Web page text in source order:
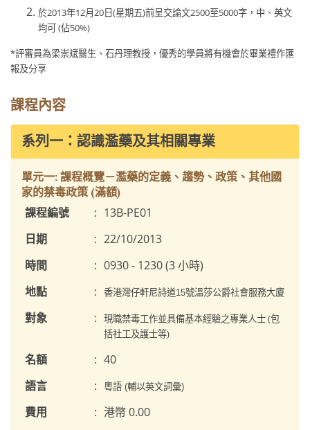
於2013年12月20日(星期五)前呈交論文2500至5000字，中、英文
均可 (佔50%)
*評審員為梁崇斌醫生、石丹理教授，優秀的學員將有機會於畢業禮作匯
報及分享
課程內容
系列一：認識濫藥及其相關專業
單元一: 課程概覽－濫藥的定義、趨勢、政策、其他國
家的禁毒政策 (滿額)
課程編號 : 13B-PE01
日期
: 22/10/2013
時間
: 0930 - 1230 (3 小時)
地點
: 香港灣仔軒尼詩道15號溫莎公爵社會服務大廈
對象 :
現職禁毒工作並具備基本經驗之專業人士 (包
括社工及護士等)
名額 : 40
語言
: 粵語 (輔以英文詞彙)
費用 : 港幣 0.00